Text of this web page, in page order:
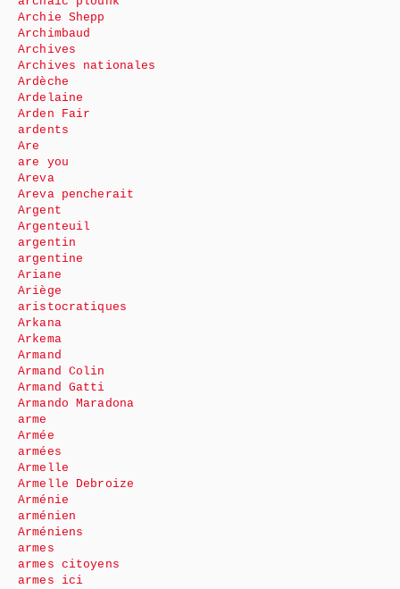
Archie Shepp
Archimbaud
Archives
Archives nationales
Ardèche
Ardelaine
Arden Fair
ardents
Are
are you
Areva
Areva pencherait
Argent
Argenteuil
argentin
argentine
Ariane
Ariège
aristocratiques
Arkana
Arkema
Armand
Armand Colin
Armand Gatti
Armando Maradona
arme
Armée
armées
Armelle
Armelle Debroize
Arménie
arménien
Arméniens
armes
armes citoyens
armes ici